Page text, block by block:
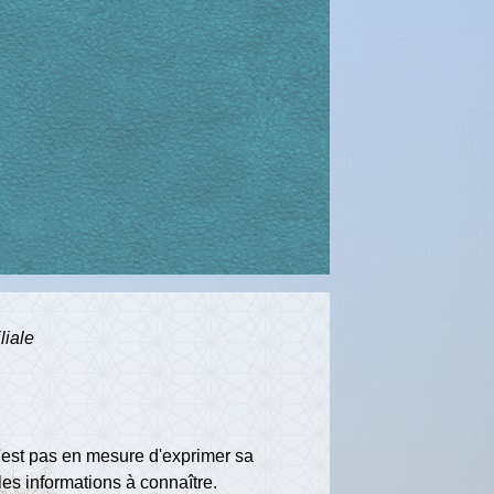
pas en mesure d'exprimer sa
informations à connaître.